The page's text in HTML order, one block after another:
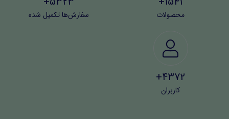
محصولات سفارش‌ها تکمیل شده
4372+
کاربران